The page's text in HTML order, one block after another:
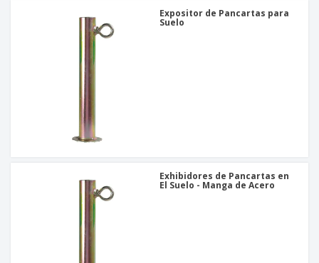
Expositor de Pancartas para
Suelo
Exhibidores de Pancartas en
El Suelo - Manga de Acero